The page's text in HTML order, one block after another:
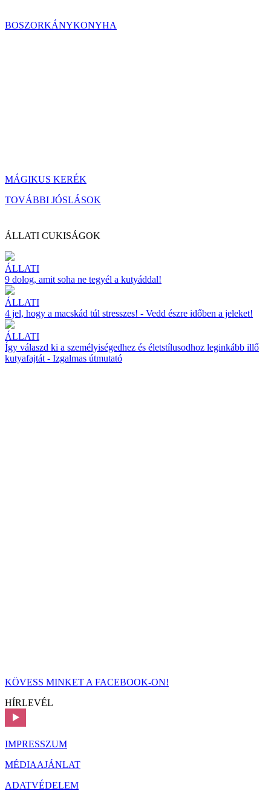
BOSZORKÁNYKONYHA
MÁGIKUS KERÉK
TOVÁBBI JÓSLÁSOK
ÁLLATI CUKISÁGOK
ÁLLATI
9 dolog, amit soha ne tegyél a kutyáddal!
ÁLLATI
4 jel, hogy a macskád túl stresszes! - Vedd észre időben a jeleket!
ÁLLATI
Így válaszd ki a személyiségedhez és életstílusodhoz leginkább illő
kutyafajtát - Izgalmas útmutató
KÖVESS MINKET A FACEBOOK-ON!
HÍRLEVÉL
IMPRESSZUM
MÉDIAAJÁNLAT
ADATVÉDELEM